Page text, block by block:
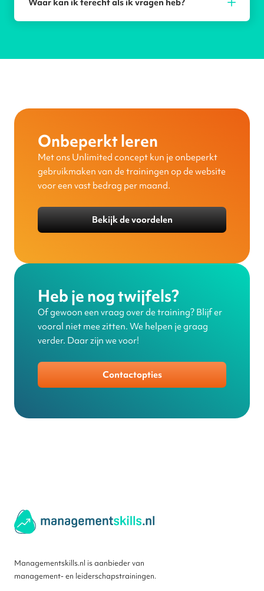
Waar kan ik terecht als ik vragen heb?
Onbeperkt leren
Met ons Unlimited concept kun je onbeperkt
gebruikmaken van de trainingen op de website
voor een vast bedrag per maand.
Bekijk de voordelen
Heb je nog twijfels?
Of gewoon een vraag over de training? Blijf er
vooral niet mee zitten. We helpen je graag
verder. Daar zijn we voor!
Contactopties
Managementskills.nl is aanbieder van
management- en leiderschapstrainingen.